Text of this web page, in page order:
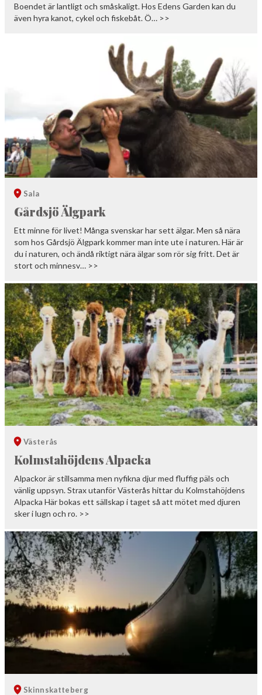
Boendet är lantligt och småskaligt. Hos Edens Garden kan du
även hyra kanot, cykel och fiskebåt. Ö… >>
Sala
Gårdsjö Älgpark
Ett minne för livet! Många svenskar har sett älgar. Men så nära
som hos Gårdsjö Älgpark kommer man inte ute i naturen. Här är
du i naturen, och ändå riktigt nära älgar som rör sig fritt. Det är
stort och minnesv… >>
Västerås
Kolmstahöjdens Alpacka
Alpackor är stillsamma men nyfikna djur med fluffig päls och
vänlig uppsyn. Strax utanför Västerås hittar du Kolmstahöjdens
Alpacka Här bokas ett sällskap i taget så att mötet med djuren
sker i lugn och ro. >>
Skinnskatteberg